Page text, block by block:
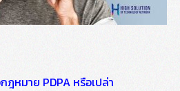
หมาย PDPA หรือเปล่า